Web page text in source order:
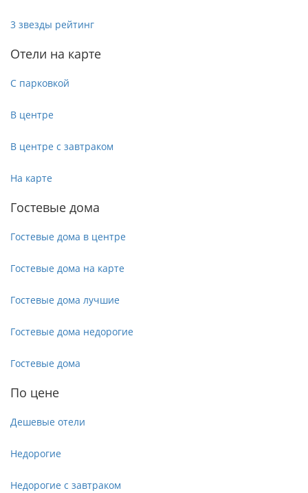
3 звезды рейтинг
Отели на карте
С парковкой
В центре
В центре с завтраком
На карте
Гостевые дома
Гостевые дома в центре
Гостевые дома на карте
Гостевые дома лучшие
Гостевые дома недорогие
Гостевые дома
По цене
Дешевые отели
Недорогие
Недорогие с завтраком